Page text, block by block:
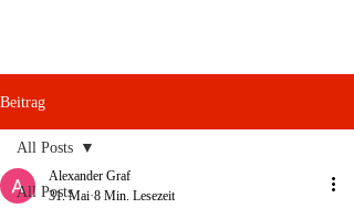
Beitrag
All Posts
All Posts
Alexander Graf
31. Mai 8 Min. Lesezeit